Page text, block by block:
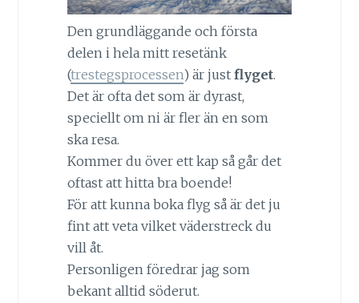
Den grundläggande och första
delen i hela mitt resetänk
(trestegsprocessen) är just flyget.
Det är ofta det som är dyrast,
speciellt om ni är fler än en som
ska resa.
Kommer du över ett kap så går det
oftast att hitta bra boende!
För att kunna boka flyg så är det ju
fint att veta vilket väderstreck du
vill åt.
Personligen föredrar jag som
bekant alltid söderut.